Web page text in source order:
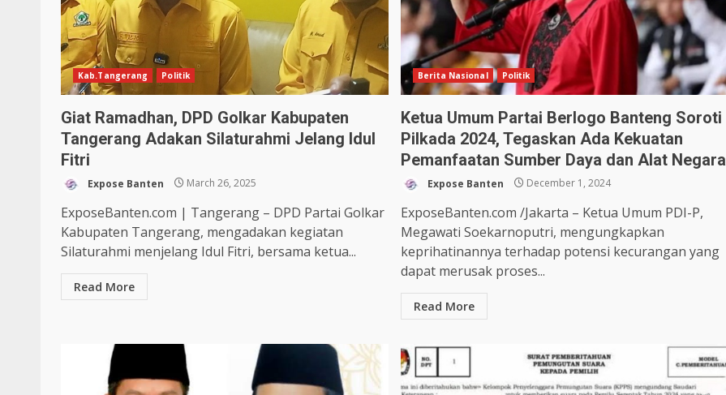
Kab.Tangerang Politik
Giat Ramadhan, DPD Golkar Kabupaten
Tangerang Adakan Silaturahmi Jelang Idul
Fitri
Expose Banten March 26, 2025
ExposeBanten.com | Tangerang – DPD Partai Golkar
Kabupaten Tangerang, mengadakan kegiatan
Silaturahmi menjelang Idul Fitri, bersama ketua...
Read More
Berita Nasional Politik
Ketua Umum Partai Berlogo Banteng Soroti
Pilkada 2024, Tegaskan Ada Kekuatan
Pemanfaatan Sumber Daya dan Alat Negara
Expose Banten December 1, 2024
ExposeBanten.com /Jakarta – Ketua Umum PDI-P,
Megawati Soekarnoputri, mengungkapkan
keprihatinannya terhadap potensi kecurangan yang
dapat merusak proses...
Read More